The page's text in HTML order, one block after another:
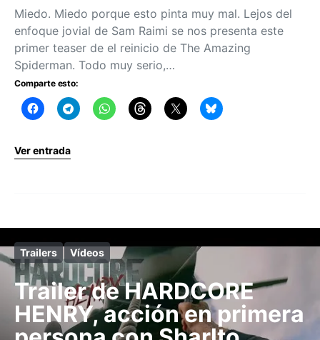
Miedo. Miedo porque esto pinta muy mal. Lejos del
enfoque jovial de Sam Raimi se nos presenta este
primer teaser de el reinicio de The Amazing
Spiderman. Todo muy serio,…
Comparte esto:
Ver entrada
Trailers Vídeos
Trailer de HARDCORE
HENRY, acción en primera